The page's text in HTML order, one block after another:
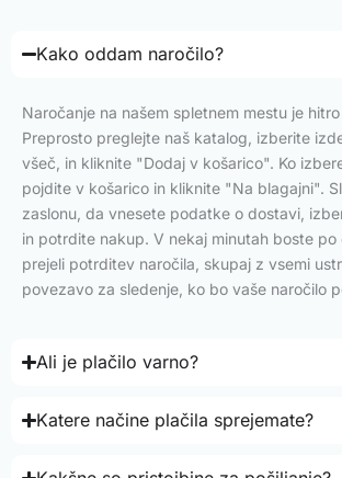
Kako oddam naročilo?
Naročanje na našem spletnem mestu je
Preprosto preglejte naš katalog, izberite
všeč, in kliknite "Dodaj v košarico". Ko
pojdite v košarico in kliknite "Na blagajni".
zaslonu, da vnesete podatke o dostavi,
in potrdite nakup. V nekaj minutah boste
prejeli potrditev naročila, skupaj z vsemi
povezavo za sledenje, ko bo vaše naročilo
Ali je plačilo varno?
Katere načine plačila sprejemate?